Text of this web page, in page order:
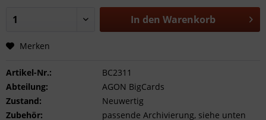
In den Warenkorb
Merken
Artikel-Nr.:
BC2311
Abteilung:
AGON BigCards
Zustand:
Neuwertig
Zubehör:
passende Archivierung, siehe unten